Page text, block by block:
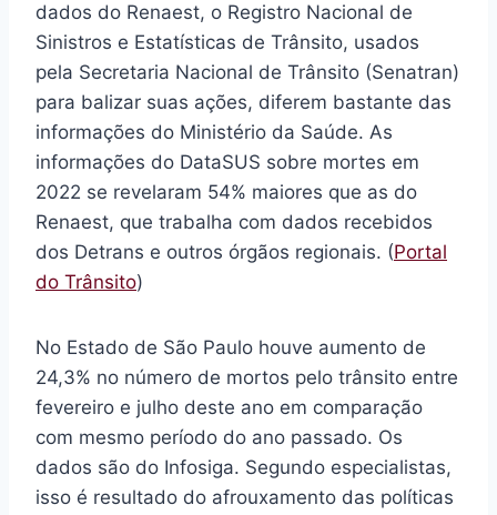
dados do Renaest, o Registro Nacional de
Sinistros e Estatísticas de Trânsito, usados
pela Secretaria Nacional de Trânsito (Senatran)
para balizar suas ações, diferem bastante das
informações do Ministério da Saúde. As
informações do DataSUS sobre mortes em
2022 se revelaram 54% maiores que as do
Renaest, que trabalha com dados recebidos
dos Detrans e outros órgãos regionais. (Portal
do Trânsito)
No Estado de São Paulo houve aumento de
24,3% no número de mortos pelo trânsito entre
fevereiro e julho deste ano em comparação
com mesmo período do ano passado. Os
dados são do Infosiga. Segundo especialistas,
isso é resultado do afrouxamento das políticas